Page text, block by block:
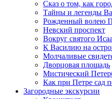
Сказ о том, как
Тайны и легенды
Рожденный волею
Невский проспект
Вокруг святого
К Василию на
Молчаливые
Дворцовая площадь
Мистический
Как при Петре сад
Загородные экскурсии